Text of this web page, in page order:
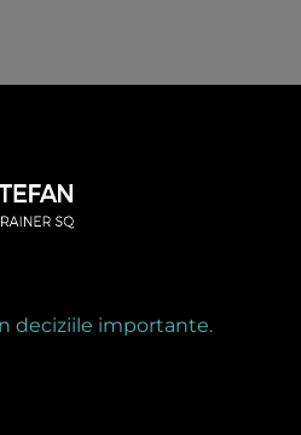
deciziile importante.